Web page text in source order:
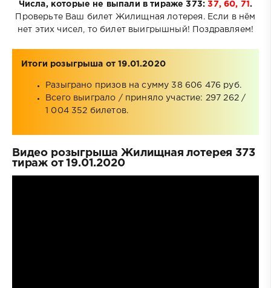
Числа, которые не выпали в тираже 373:37, 60, 71.
Проверьте Ваш билет Жилищная лотерея. Если в нём
нет этих чисел, то билет выигрышный! Поздравляем!
Итоги розыгрыша от 19.01.2020
Разыграно призов на сумму 38 606 476 руб.
Всего выиграло / приняло участие: 297 262 /
1 004 352 билетов.
Видео розыгрыша Жилищная лотерея 373
тираж от 19.01.2020